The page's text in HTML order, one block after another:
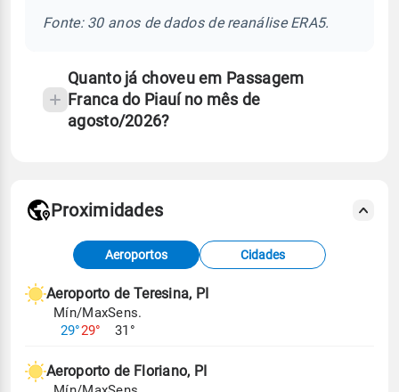
temperatura
Fonte: 30 anos de dados de reanálise ERA5.
Quanto já choveu em Passagem
Franca do Piauí no mês de
agosto/2026?
Fonte: dados combinados de estações
meteorológicas e satélite do Centro de Previsão
de Tempo e Estudos Climáticos (CPTEC).
Para obter mais informações sobre os dados
Proximidades
Aeroportos Cidades
Aeroporto de Teresina, PI
Mín/Max
29°29°
Sens.
31°
Aeroporto de Floriano, PI